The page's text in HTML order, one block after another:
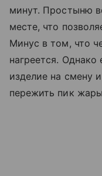
минут. Простыню
месте, что
Минус в том, что
нагреется.
изделие на смену
пережить пик